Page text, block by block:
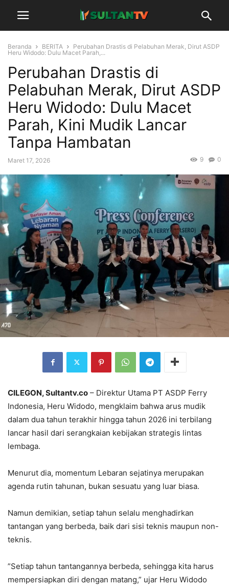
Beranda BERITA
Perubahan Drastis di Pelabuhan Merak, Dirut ASDP
Heru Widodo: Dulu Macet Parah,...
Perubahan Drastis di
Pelabuhan Merak, Dirut ASDP
Heru Widodo: Dulu Macet
Parah, Kini Mudik Lancar
Tanpa Hambatan
Maret 17, 2026 0
9
CILEGON, Sultantv.co – Direktur Utama PT ASDP Ferry
Indonesia, Heru Widodo, mengklaim bahwa arus mudik
dalam dua tahun terakhir hingga tahun 2026 ini terbilang
lancar hasil dari serangkaian kebijakan strategis lintas
lembaga.
‎Menurut dia, momentum Lebaran sejatinya merupakan
agenda rutin tahunan, bukan sesuatu yang luar biasa.
‎Namun demikian, setiap tahun selalu menghadirkan
tantangan yang berbeda, baik dari sisi teknis maupun non-
teknis.
‎”Setiap tahun tantangannya berbeda, sehingga kita harus
mempersiapkan diri dengan matang,” ujar Heru Widodo